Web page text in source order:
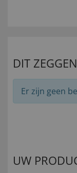
DIT
Er zijn geen
UW